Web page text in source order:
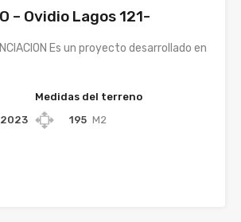
– Ovidio Lagos 121-
Es un proyecto desarrollado en
2023
Medidas del terreno
195 M2